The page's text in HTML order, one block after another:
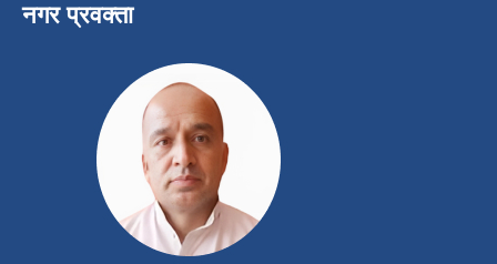
नगर प्रवक्ता